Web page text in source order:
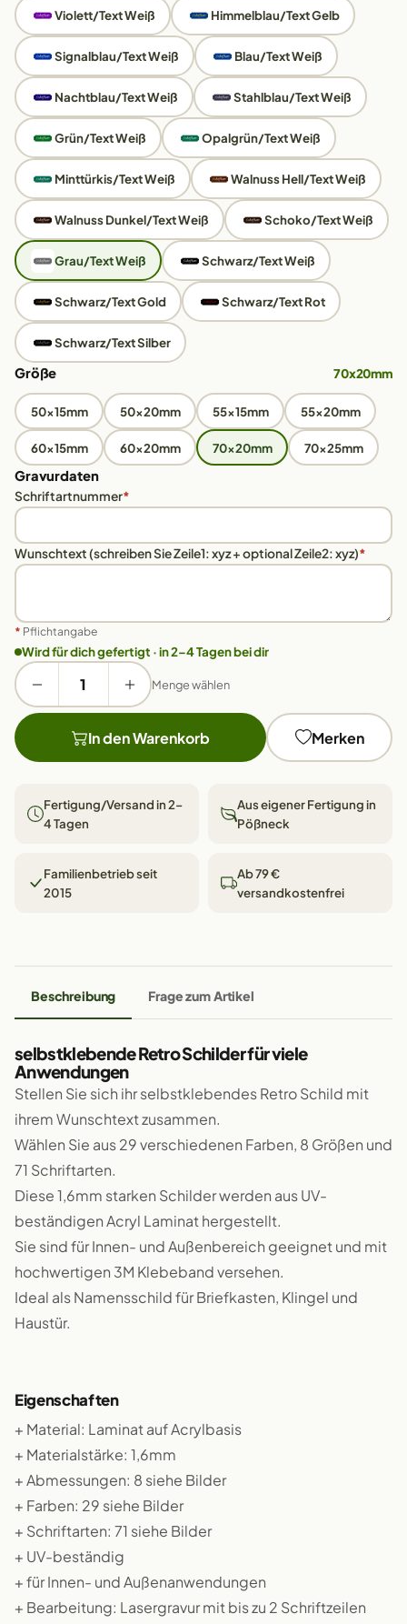
Violett/Text Weiß Himmelblau/Text Gelb
Signalblau/Text Weiß Blau/Text Weiß
Nachtblau/Text Weiß Stahlblau/Text Weiß
Grün/Text Weiß Opalgrün/Text Weiß
Minttürkis/Text Weiß Walnuss Hell/Text Weiß
Walnuss Dunkel/Text Weiß Schoko/Text Weiß
Grau/Text Weiß Schwarz/Text Weiß
Schwarz/Text Gold Schwarz/Text Rot
Schwarz/Text Silber
Größe 70x20mm
50x15mm 50x20mm 55x15mm 55x20mm
60x15mm 60x20mm 70x20mm 70x25mm
Gravurdaten
Schriftartnummer*
Wunschtext (schreiben Sie Zeile1: xyz + optional Zeile2: xyz)*
* Pflichtangabe
Wird für dich gefertigt · in 2–4 Tagen bei dir
Menge wählen
In den Warenkorb Merken
Fertigung/Versand in 2–
4 Tagen
Aus eigener Fertigung in
Pößneck
Familienbetrieb seit
2015
Ab 79 €
versandkostenfrei
Beschreibung Frage zum Artikel
selbstklebende Retro Schilder für viele
Anwendungen
Stellen Sie sich ihr selbstklebendes Retro Schild mit
ihrem Wunschtext zusammen.
Wählen Sie aus 29 verschiedenen Farben, 8 Größen und
71 Schriftarten.
Diese 1,6mm starken Schilder werden aus UV-
beständigen Acryl Laminat hergestellt.
Sie sind für Innen- und Außenbereich geeignet und mit
hochwertigen 3M Klebeband versehen.
Ideal als Namensschild für Briefkasten, Klingel und
Haustür.
Eigenschaften
+ Material: Laminat auf Acrylbasis
+ Materialstärke: 1,6mm
+ Abmessungen: 8 siehe Bilder
+ Farben: 29 siehe Bilder
+ Schriftarten: 71 siehe Bilder
+ UV-beständig
+ für Innen- und Außenanwendungen
+ Bearbeitung: Lasergravur mit bis zu 2 Schriftzeilen